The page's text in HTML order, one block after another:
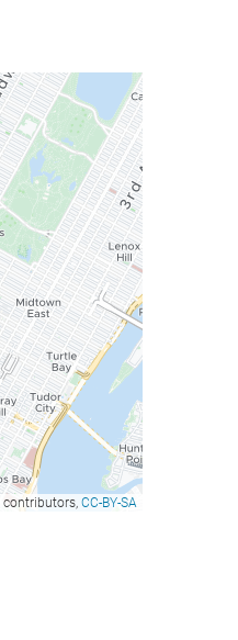
contributors, CC-BY-SA